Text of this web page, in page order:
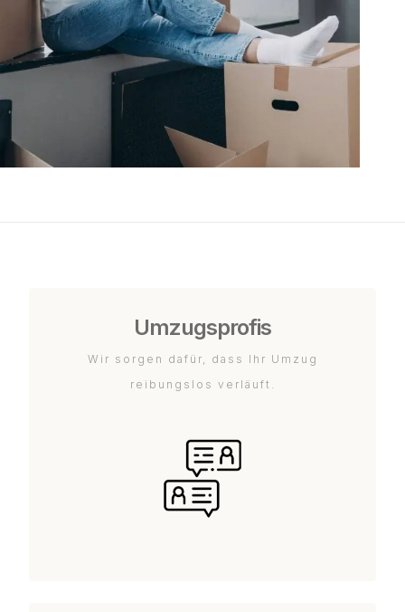
Umzugsprofis
Wir sorgen dafür, dass Ihr Umzug
reibungslos verläuft.